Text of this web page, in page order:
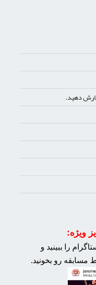
دهید.
ویژه:
را ببینید و
رو بخونید.